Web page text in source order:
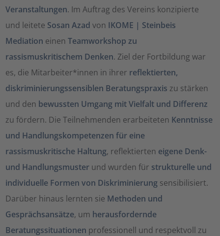
Veranstaltungen. Im Auftrag des Vereins konzipierte
und leitete Sosan Azad von IKOME | Steinbeis
Mediation einenTeamworkshop zu
rassismuskritischem Denken. Ziel der Fortbildung war
es, die Mitarbeiter*innen in ihrer reflektierten,
diskriminierungssensiblen Beratungspraxis zu stärken
und den bewussten Umgang mit Vielfalt und Differenz
zu fördern. Die Teilnehmenden erarbeiteten Kenntnisse
und Handlungskompetenzen für eine
rassismuskritische Haltung, reflektierten eigene Denk-
und Handlungsmuster und wurden für strukturelle und
individuelle Formen von Diskriminierung sensibilisiert.
Darüber hinaus lernten sie Methoden und
Gesprächsansätze, um herausfordernde
Beratungssituationen professionell und respektvoll zu